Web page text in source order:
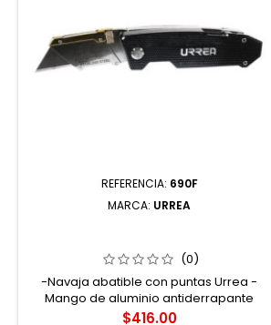
REFERENCIA: 690F
MARCA: URREA
(0)
-Navaja abatible con puntas Urrea -
Mango de aluminio antiderrapante
incluye dos puntas planas (316" y 1/4" y 2
Precio
$416.00